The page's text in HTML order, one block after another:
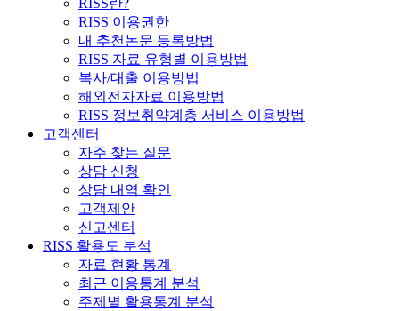
RISS 이용권한
내 추천논문 등록방법
RISS 자료 유형별 이용방법
복사/대출 이용방법
해외전자자료 이용방법
RISS 정보취약계층 서비스 이용방법
고객센터
자주 찾는 질문
상담 신청
상담 내역 확인
고객제안
신고센터
RISS 활용도 분석
자료 현황 통계
최근 이용통계 분석
주제별 활용통계 분석